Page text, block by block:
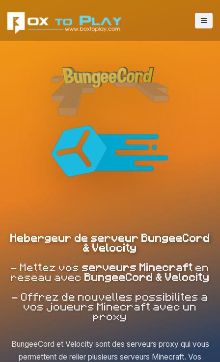
Hebergeur de serveur BungeeCord
& Velocity
- Mettez vos serveurs Minecraft en
reseau avec BungeeCord & Velocity
- Offrez de nouvelles possibilites a
vos joueurs Minecraft avec un
proxy
BungeeCord et Velocity sont des serveurs proxy qui vous
permettent de relier plusieurs serveurs Minecraft. Vos